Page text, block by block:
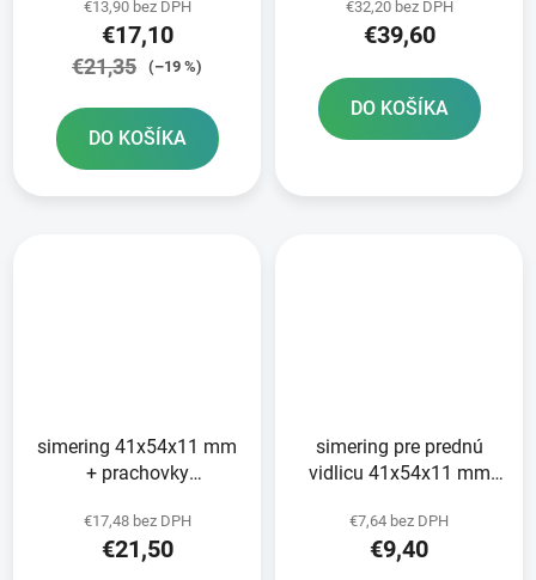
v balení
€13,90 bez DPH
€17,10
€21,35 (–19 %)
DO KOŠÍKA
€32,20 bez DPH
€39,60
DO KOŠÍKA
simering 41x54x11 mm
+ prachovky
pre vidlice Tourmax
€17,48 bez DPH
€21,50
simering pre prednú
vidlicu 41x54x11 mm
€7,64 bez DPH
€9,40